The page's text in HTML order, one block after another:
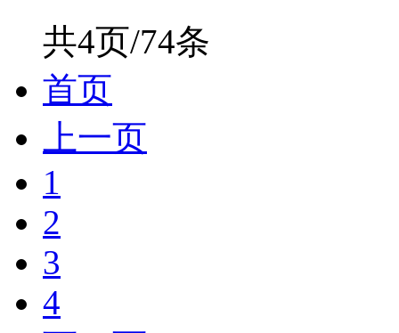
共4页/74条
首页
上一页
1
2
3
4